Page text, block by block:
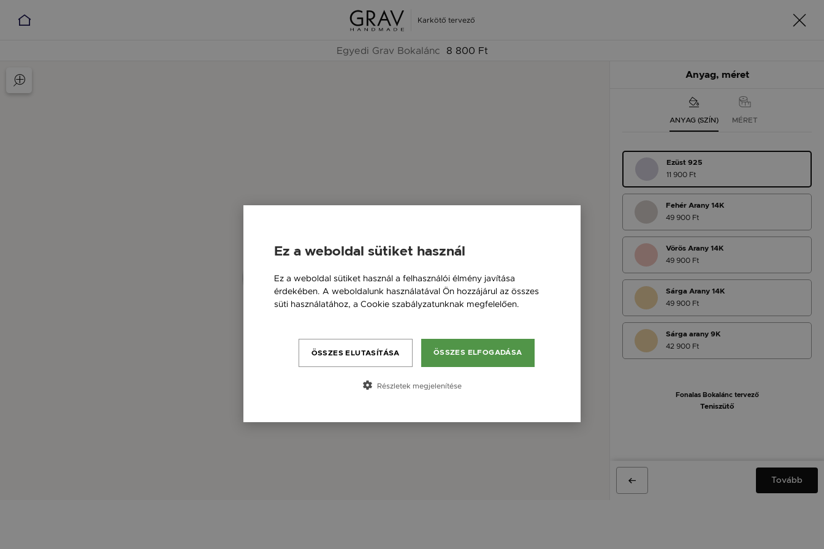
Karkötő tervező
Egyedi Grav Bokalánc 8 800 Ft
Anyag, méret
ANYAG (SZÍN) MÉRET
Ezüst 925
11 900 Ft
Fehér Arany 14K
49 900 Ft
Vörös Arany 14K
49 900 Ft
Sárga Arany 14K
49 900 Ft
Sárga arany 9K
42 900 Ft
Fonalas Bokalánc tervező
Teniszütő
Tovább
Ez a weboldal sütiket használ
Ez a weboldal sütiket használ a felhasználói élmény javítása
érdekében. A weboldalunk használatával Ön hozzájárul az összes
süti használatához, a Cookie szabályzatunknak megfelelően.
ÖSSZES ELFOGADÁSA
ÖSSZES ELUTASÍTÁSA
Részletek megjelenítése